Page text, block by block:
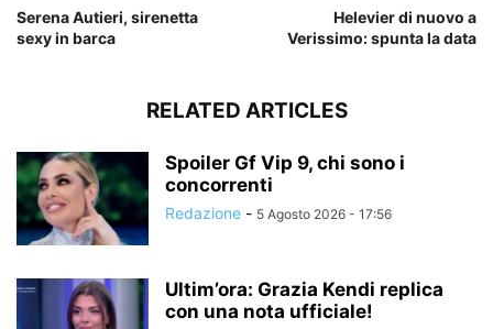
Serena Autieri, sirenetta
sexy in barca
Helevier di nuovo a
Verissimo: spunta la data
RELATED ARTICLES
Spoiler Gf Vip 9, chi sono i
concorrenti
Redazione - 5 Agosto 2026 - 17:56
Ultim’ora: Grazia Kendi replica
con una nota ufficiale!